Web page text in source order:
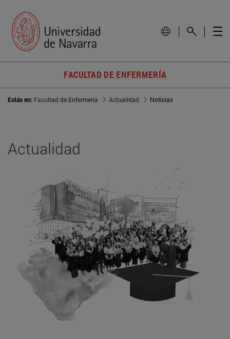
FACULTAD DE ENFERMERÍA
Estás en: Facultad de Enfermería Actualidad Noticias
Actualidad